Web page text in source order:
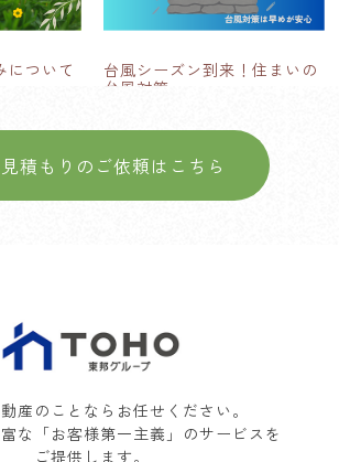
について
台風シーズン到来！住まいの
台風対策
積もりのご依頼はこちら
産のことならお任せください。
な「お客様第一主義」のサービスを
ご提供します。